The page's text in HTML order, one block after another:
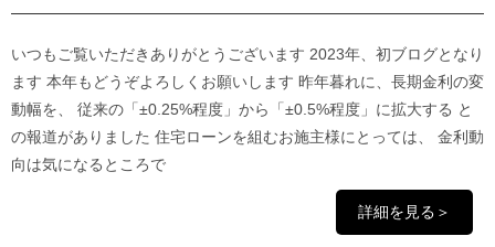
いつもご覧いただきありがとうございます 2023年、初ブログとなり
ます 本年もどうぞよろしくお願いします 昨年暮れに、長期金利の変
動幅を、 従来の「±0.25%程度」から「±0.5%程度」に拡大する と
の報道がありました 住宅ローンを組むお施主様にとっては、 金利動
向は気になるところで
詳細を見る＞